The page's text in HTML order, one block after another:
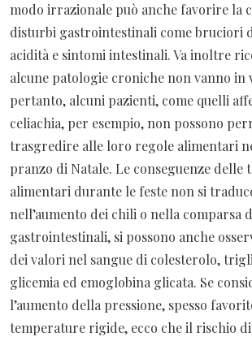
modo irrazionale può anche favorire la
disturbi gastrointestinali come bruciori
acidità e sintomi intestinali. Va inoltre
alcune patologie croniche non vanno in
pertanto, alcuni pazienti, come quelli
celiachia, per esempio, non possono
trasgredire alle loro regole alimentari
pranzo di Natale. Le conseguenze delle
alimentari durante le feste non si
nell’aumento dei chili o nella comparsa
gastrointestinali, si possono anche
dei valori nel sangue di colesterolo,
glicemia ed emoglobina glicata. Se
l’aumento della pressione, spesso
temperature rigide, ecco che il rischio